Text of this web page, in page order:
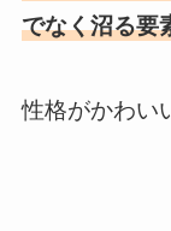
でなく沼る要
性格がかわい